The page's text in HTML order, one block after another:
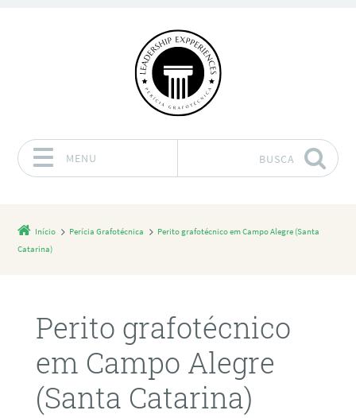
MENU BUSCA
Início Perícia Grafotécnica
Perito grafotécnico em Campo Alegre (Santa
Catarina)
Perito grafotécnico
em Campo Alegre
(Santa Catarina)